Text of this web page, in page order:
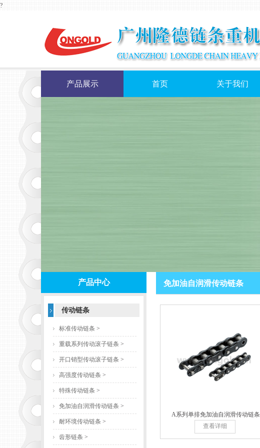
?
产品展示 首页 关于我们
产品中心
传动链条
标准传动链条 >
重载系列传动滚子链条 >
开口销型传动滚子链条 >
高强度传动链条 >
特殊传动链条 >
免加油自润滑传动链条 >
耐环境传动链条 >
齿形链条 >
免加油自润滑传动链条
A系列单排免加油自润滑传动链条
查看详细